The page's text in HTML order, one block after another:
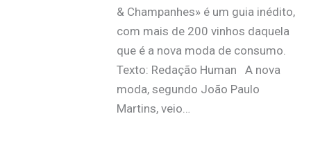
& Champanhes» é um guia inédito,
com mais de 200 vinhos daquela
que é a nova moda de consumo.
Texto: Redação Human A nova
moda, segundo João Paulo
Martins, veio…